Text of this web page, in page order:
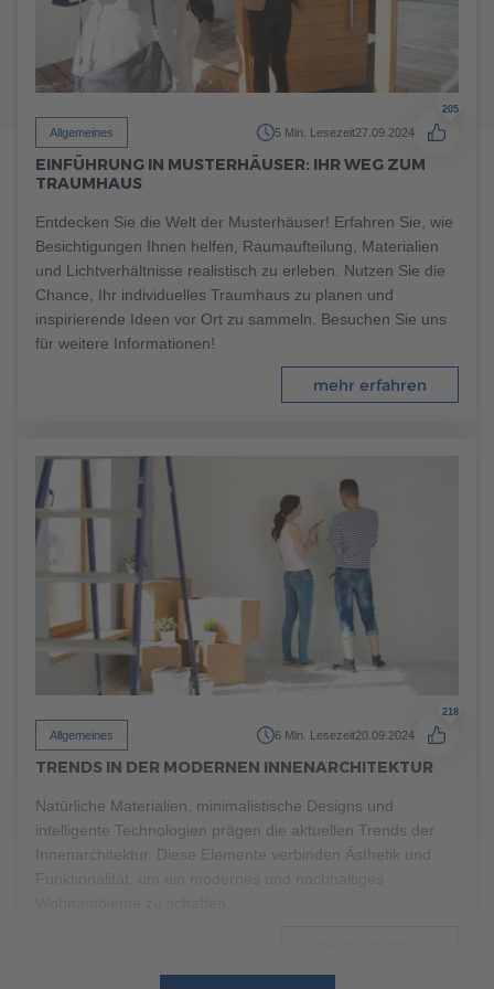
Allgemeines 5 Min. Lesezeit03.08.2023
DIE BEDEUTUNG DER RAUMPLANUNG FÜR DIE
ENERGIEEFFIZIENZ
Steigern Sie die Effizienz Ihres Eigenheims durch eine
intelligente Raumgestaltung und reduzieren Sie gleichzeitig
Informieren Sie sich noch heute
mehr erfahren
Allgemeines 5 Min. Lesezeit27.09.2024
205
EINFÜHRUNG IN MUSTERHÄUSER: IHR WEG ZUM
TRAUMHAUS
Entdecken Sie die Welt der Musterhäuser! Erfahren Sie, wie
Besichtigungen Ihnen helfen, Raumaufteilung, Materialien
und Lichtverhältnisse realistisch zu erleben. Nutzen Sie die
Chance, Ihr individuelles Traumhaus zu planen und
inspirierende Ideen vor Ort zu sammeln. Besuchen Sie uns
für weitere Informationen!
mehr erfahren
Allgemeines 6 Min. Lesezeit20.09.2024
218
TRENDS IN DER MODERNEN INNENARCHITEKTUR
Natürliche Materialien, minimalistische Designs und
intelligente Technologien prägen die aktuellen Trends der
Innenarchitektur. Diese Elemente verbinden Ästhetik und